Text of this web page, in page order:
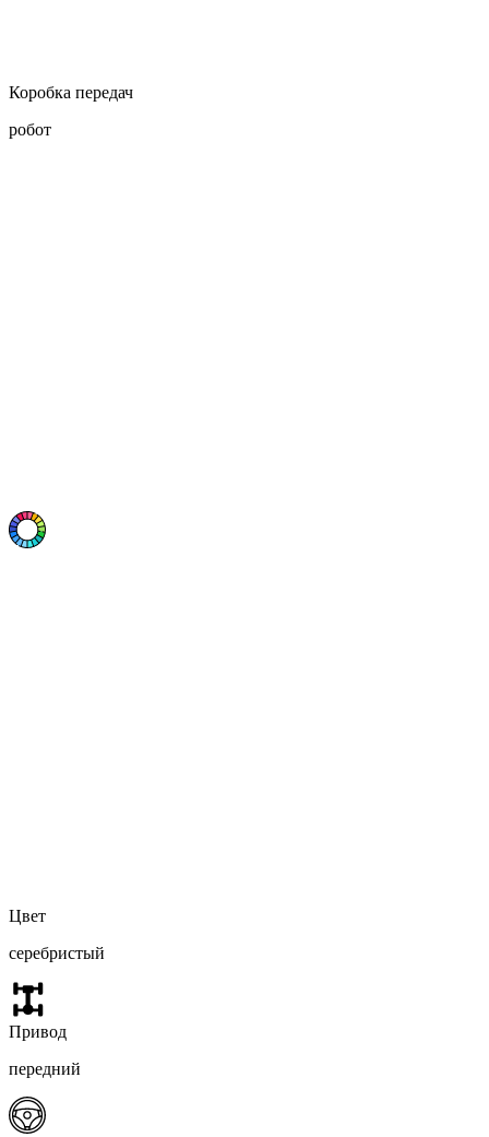
Коробка передач
робот
Цвет
серебристый
Привод
передний